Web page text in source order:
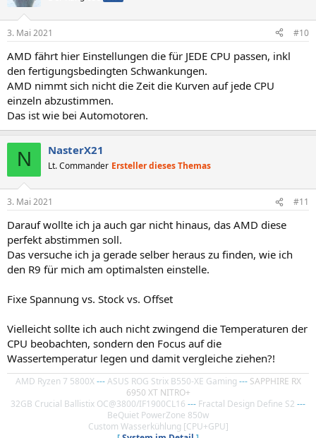
3. Mai 2021 #10
AMD fährt hier Einstellungen die für JEDE CPU passen, inkl
den fertigungsbedingten Schwankungen.
AMD nimmt sich nicht die Zeit die Kurven auf jede CPU
einzeln abzustimmen.
Das ist wie bei Automotoren.
N NasterX21
Lt. Commander Ersteller dieses Themas
3. Mai 2021 #11
Darauf wollte ich ja auch gar nicht hinaus, das AMD diese
perfekt abstimmen soll.
Das versuche ich ja gerade selber heraus zu finden, wie ich
den R9 für mich am optimalsten einstelle.
Fixe Spannung vs. Stock vs. Offset
Vielleicht sollte ich auch nicht zwingend die Temperaturen der
CPU beobachten, sondern den Focus auf die
Wassertemperatur legen und damit vergleiche ziehen?!
AMD Ryzen 7 5800X --- ASUS ROG Strix B550-XE Gaming --- SAPPHIRE RX
6950 XT NITRO+
32GB Crucial Ballistix OC@3800/IF1900CL16 --- Fractal Design Define S2 ---
BeQuiet PowerZone 850w
Custom Wasserkühlung [CPU+GPU]